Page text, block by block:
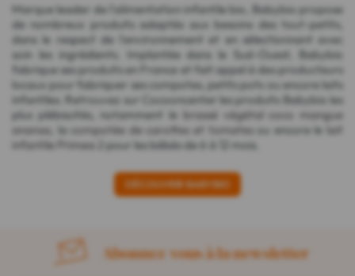
Marque leader de l'alimentation infantile bio, Babybio propose
de nombreux produits adaptés aux besoins des tout-petits,
dans le respect de l'environnement et en sélectionnant avec
soin les ingrédients. Implantée dans le Sud-Ouest, Babybio
fabrique ses produits en France et fait appel à des producteurs
locaux pour fabriquer ses compotes, petits pots ou encore laits
infantiles. Retrouvez sur Cocooncenter les produits Babybio les
plus plébiscités, notamment le brassé végétal coco mangue
ananas , la compotée de carottes et tomates ou encore le lait
infantile Primea 2
pour les bébés de 6 à 12 mois.
DÉCOUVRIR BABYBIO
Abonnez-vous à la newsletter